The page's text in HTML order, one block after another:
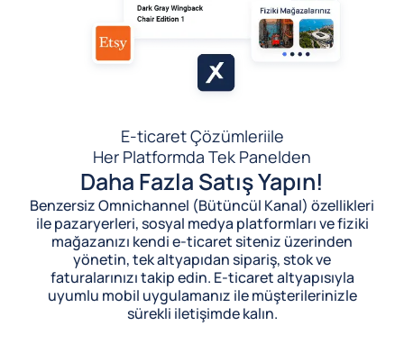
E-ticaret Çözümleriile
Her Platformda Tek Panelden
Daha Fazla Satış Yapın!
Benzersiz Omnichannel (Bütüncül Kanal) özellikleri
ile pazaryerleri, sosyal medya platformları ve fiziki
mağazanızı kendi e-ticaret siteniz üzerinden
yönetin, tek altyapıdan sipariş, stok ve
faturalarınızı takip edin. E-ticaret altyapısıyla
uyumlu mobil uygulamanız ile müşterilerinizle
sürekli iletişimde kalın.